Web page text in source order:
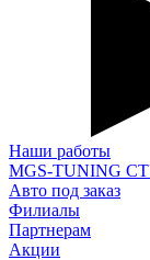
Наши работы
MGS-TUNING
Авто под заказ
Филиалы
Партнерам
Акции